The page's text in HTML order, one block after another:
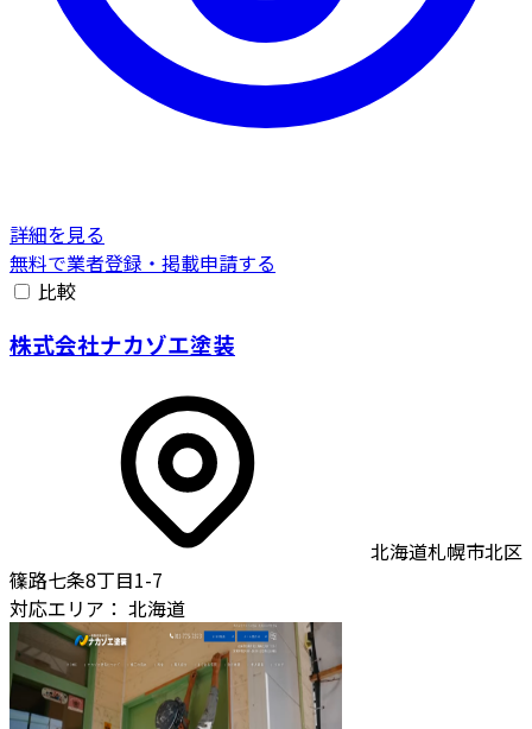
詳細を見る
無料で業者登録・掲載申請する
比較
株式会社ナカゾエ塗装
北海道札幌市北区
篠路七条8丁目1-7
対応エリア： 北海道